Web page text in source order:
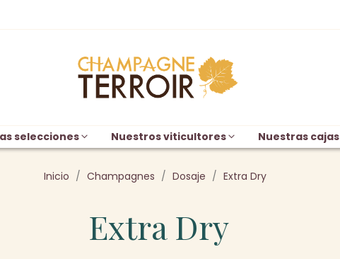
selecciones Nuestros viticultores Nuestras cajas
Inicio Champagnes Dosaje Extra Dry
Extra Dry